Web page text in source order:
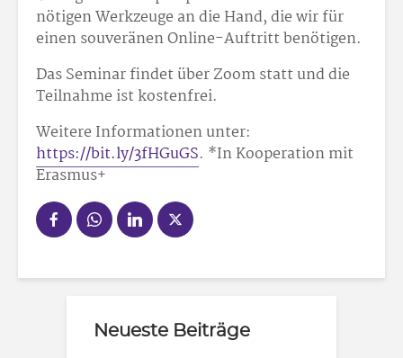
nötigen Werkzeuge an die Hand, die wir für
einen souveränen Online-Auftritt benötigen.
Das Seminar findet über Zoom statt und die
Teilnahme ist kostenfrei.
Weitere Informationen unter:
https://bit.ly/3fHGuGS. *In Kooperation mit
Erasmus+
Neueste Beiträge